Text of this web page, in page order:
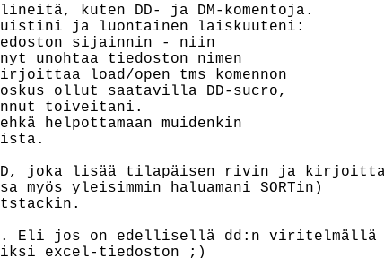
kuten DD- ja DM-komentoja.
ja luontainen laiskuuteni:
sijainnin - niin
unohtaa tiedoston nimen
load/open tms komennon
ollut saatavilla DD-sucro,
toiveitani.
helpottamaan muidenkin
/D, joka lisää tilapäisen rivin ja
myös yleisimmin haluamani SORTin)
Eli jos on edellisellä dd:n viritelmällä
excel-tiedoston ;)